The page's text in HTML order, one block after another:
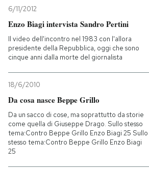
6/11/2012
Enzo Biagi intervista Sandro Pertini
Il video dell'incontro nel 1983 con l'allora
presidente della Repubblica, oggi che sono
cinque anni dalla morte del giornalista
18/6/2010
Da cosa nasce Beppe Grillo
Da un sacco di cose, ma soprattutto da storie
come quella di Giuseppe Drago. Sullo stesso
tema:Contro Beppe Grillo Enzo Biagi 25 Sullo
stesso tema:Contro Beppe Grillo Enzo Biagi
25